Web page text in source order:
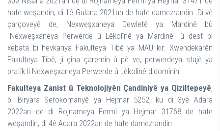
hate weşandin, di 1ê Gulana 2021an de hate damezrandin. Di vê
çarçoveyê de, Nexweşxaneya Dewletê ya Mardinê bû
"Nexweşxaneya Perwerde û Lêkolînê ya Mardinê" û dest bi
xebata bi hevkariya Fakulteya Tibê ya MAU kir. Xwendekarên
Fakulteya Tibê, ji çîna çaremîn û pê ve, perwerdeya stajê ya
pratîk li Nexweşxaneya Perwerde û Lêkolînê didomînin.
Fakulteya Zanist û Teknolojiyên Çandiniyê ya Qiziltepeyê,
bi Biryara Serokomariyê ya Hejmar 5252, ku di 3yê Adara
2022an de di Rojnameya Fermî ya Hejmar 31768 de hate
weşandin, di 4ê Adara 2022an de hate damezrandin.